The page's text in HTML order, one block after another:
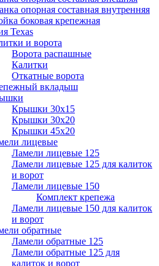
опорная составная внутренняя
боковая крепежная
Texas
и ворота
Ворота распашные
Калитки
Откатные ворота
вкладыш
Крышки 30х15
Крышки 30х20
Крышки 45х20
лицевые
Ламели лицевые 125
Ламели лицевые 125 для калиток
и ворот
Ламели лицевые 150
Комплект крепежа
Ламели лицевые 150 для калиток
и ворот
обратные
Ламели обратные 125
Ламели обратные 125 для
калиток и ворот